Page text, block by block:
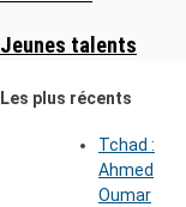
Jeunes talents
Les plus récents
Tchad :
Ahmed
Oumar